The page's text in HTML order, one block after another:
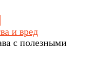
и вред
с полезными